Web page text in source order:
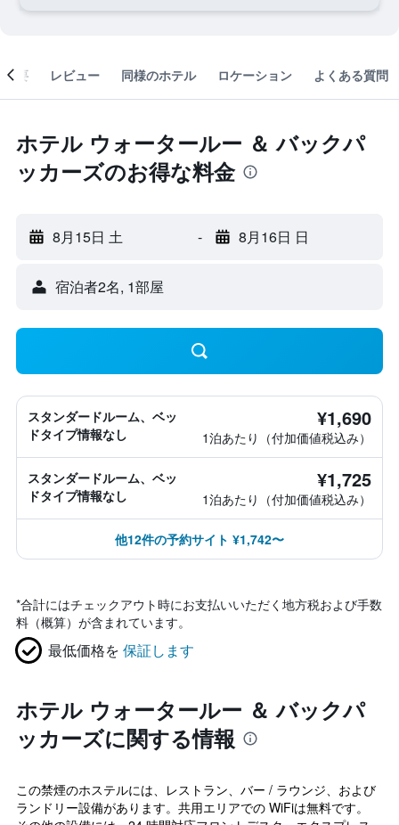
概要 レビュー 同様のホテル ロケーション よくある質問
ホテル ウォータールー ＆ バックパ
ッカーズのお得な料金
8月15日 土 - 8月16日 日
宿泊者2名, 1​部屋
スタンダードルーム、ベッ
ドタイプ情報なし
¥1,690
1泊あたり（付加価値税込み）
スタンダードルーム、ベッ
ドタイプ情報なし
¥1,725
1泊あたり（付加価値税込み）
他12件の予約サイト ¥1,742〜
*合計にはチェックアウト時にお支払いいただく地方税および手数
料（概算）が含まれています。
最低価格を 保証します
ホテル ウォータールー ＆ バックパ
ッカーズに関する情報
この禁煙のホステルには、レストラン、バー / ラウンジ、および
ランドリー設備があります。共用エリアでの WiFiは無料です。